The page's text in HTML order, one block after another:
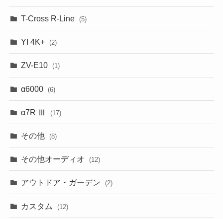
T-Cross R-Line (5)
YI 4K+ (2)
ZV-E10 (1)
α6000 (6)
α7R Ⅲ (17)
その他 (8)
その他オーディオ (12)
アウトドア・ガーデン (2)
カスタム (12)